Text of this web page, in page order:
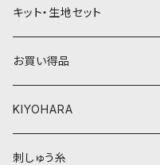
ベージュ・ブラウン系
黄色・クリーム系
ベージュ・ブラウン系
キット・生地セット
お買い得品
KIYOHARA
刺しゅう糸